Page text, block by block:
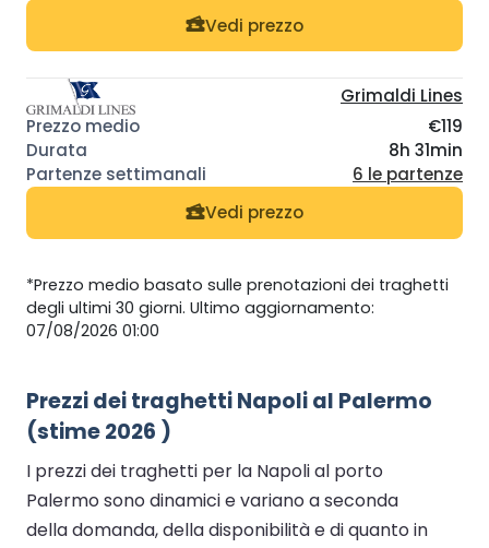
Vedi prezzo
Grimaldi Lines
€119
8h 31min
6 le partenze
Vedi prezzo
*Prezzo medio basato sulle prenotazioni dei traghetti
degli ultimi 30 giorni. Ultimo aggiornamento:
07/08/2026 01:00
Prezzi dei traghetti Napoli al Palermo
(stime 2026 )
I prezzi dei traghetti per la Napoli al porto
Palermo sono dinamici e variano a seconda
della domanda, della disponibilità e di quanto in